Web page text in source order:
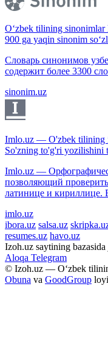
O‘zbek tilining sinonimlar
900 ga yaqin sinonim
Словарь синонимов
содержит более 3300
sinonim.uz
Imlo.uz — O'zbek tilining
So'zning to'g'ri yozilishini
Imlo.uz —
позволяющий
латинице и кириллице.
imlo.uz
ibora.uz salsa.uz
resumes.uz havo.uz
Izoh.uz saytining bazasida
Aloqa Telegram
© Izoh.uz — O‘zbek
Obuna va GoodGroup